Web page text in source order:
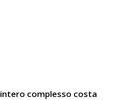
complesso costa